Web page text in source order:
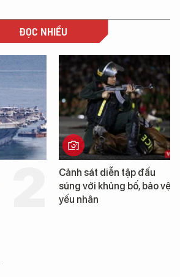
ĐỌC NHIỀU
vệ
Cận cảnh chiến hạm
tống tàu sân bay USS
George Washington